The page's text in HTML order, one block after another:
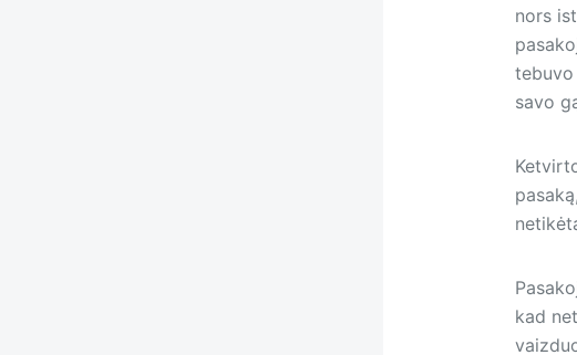
nors
tebuvo
savo
kad